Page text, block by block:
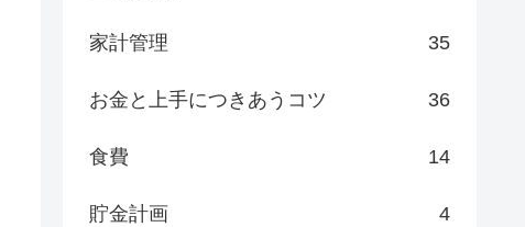
家計管理 35
お金と上手につきあうコツ 36
食費 14
貯金計画 4